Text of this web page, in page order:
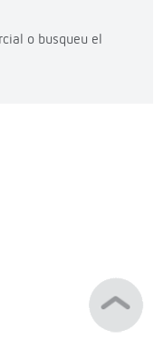
o busqueu el